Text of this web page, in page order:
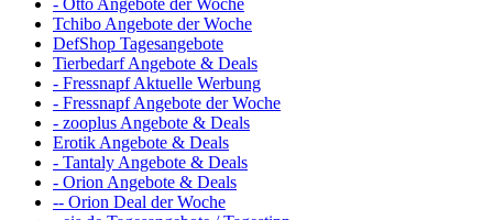
Tchibo Angebote der Woche
DefShop Tagesangebote
Tierbedarf Angebote & Deals
- Fressnapf Aktuelle Werbung
- Fressnapf Angebote der Woche
- zooplus Angebote & Deals
Erotik Angebote & Deals
- Tantaly Angebote & Deals
- Orion Angebote & Deals
-- Orion Deal der Woche